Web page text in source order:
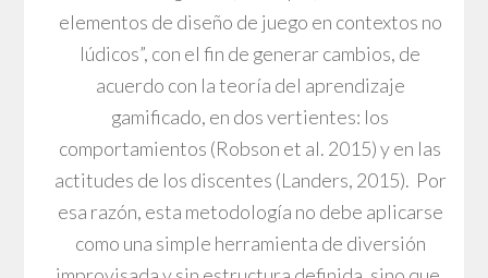
elementos de diseño de juego en contextos no
lúdicos”, con el fin de generar cambios, de
acuerdo con la teoría del aprendizaje
gamificado, en dos vertientes: los
comportamientos (Robson et al. 2015) y en las
actitudes de los discentes (Landers, 2015). Por
esa razón, esta metodología no debe aplicarse
como una simple herramienta de diversión